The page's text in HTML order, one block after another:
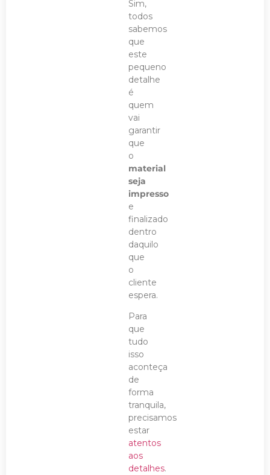
Sim,
todos
sabemos
que
este
pequeno
detalhe
é
quem
vai
garantir
que
o
material
seja
impresso
e
finalizado
dentro
daquilo
que
o
cliente
espera.
Para
que
tudo
isso
aconteça
de
forma
tranquila,
precisamos
estar
atentos
aos
detalhes.